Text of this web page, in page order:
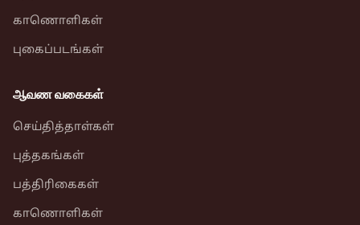
காணொளிகள்
புகைப்படங்கள்
ஆவண வகைகள்
செய்தித்தாள்கள்
புத்தகங்கள்
பத்திரிகைகள்
காணொளிகள்